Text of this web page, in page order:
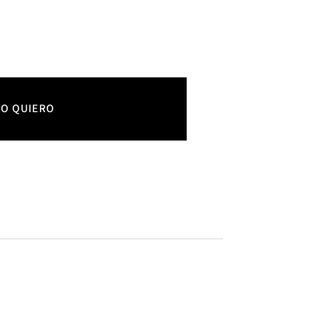
QUIERO